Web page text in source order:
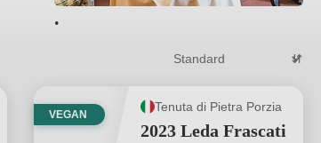
.
VEGAN
Tenuta di Pietra Porzia
2023 Leda Frascati